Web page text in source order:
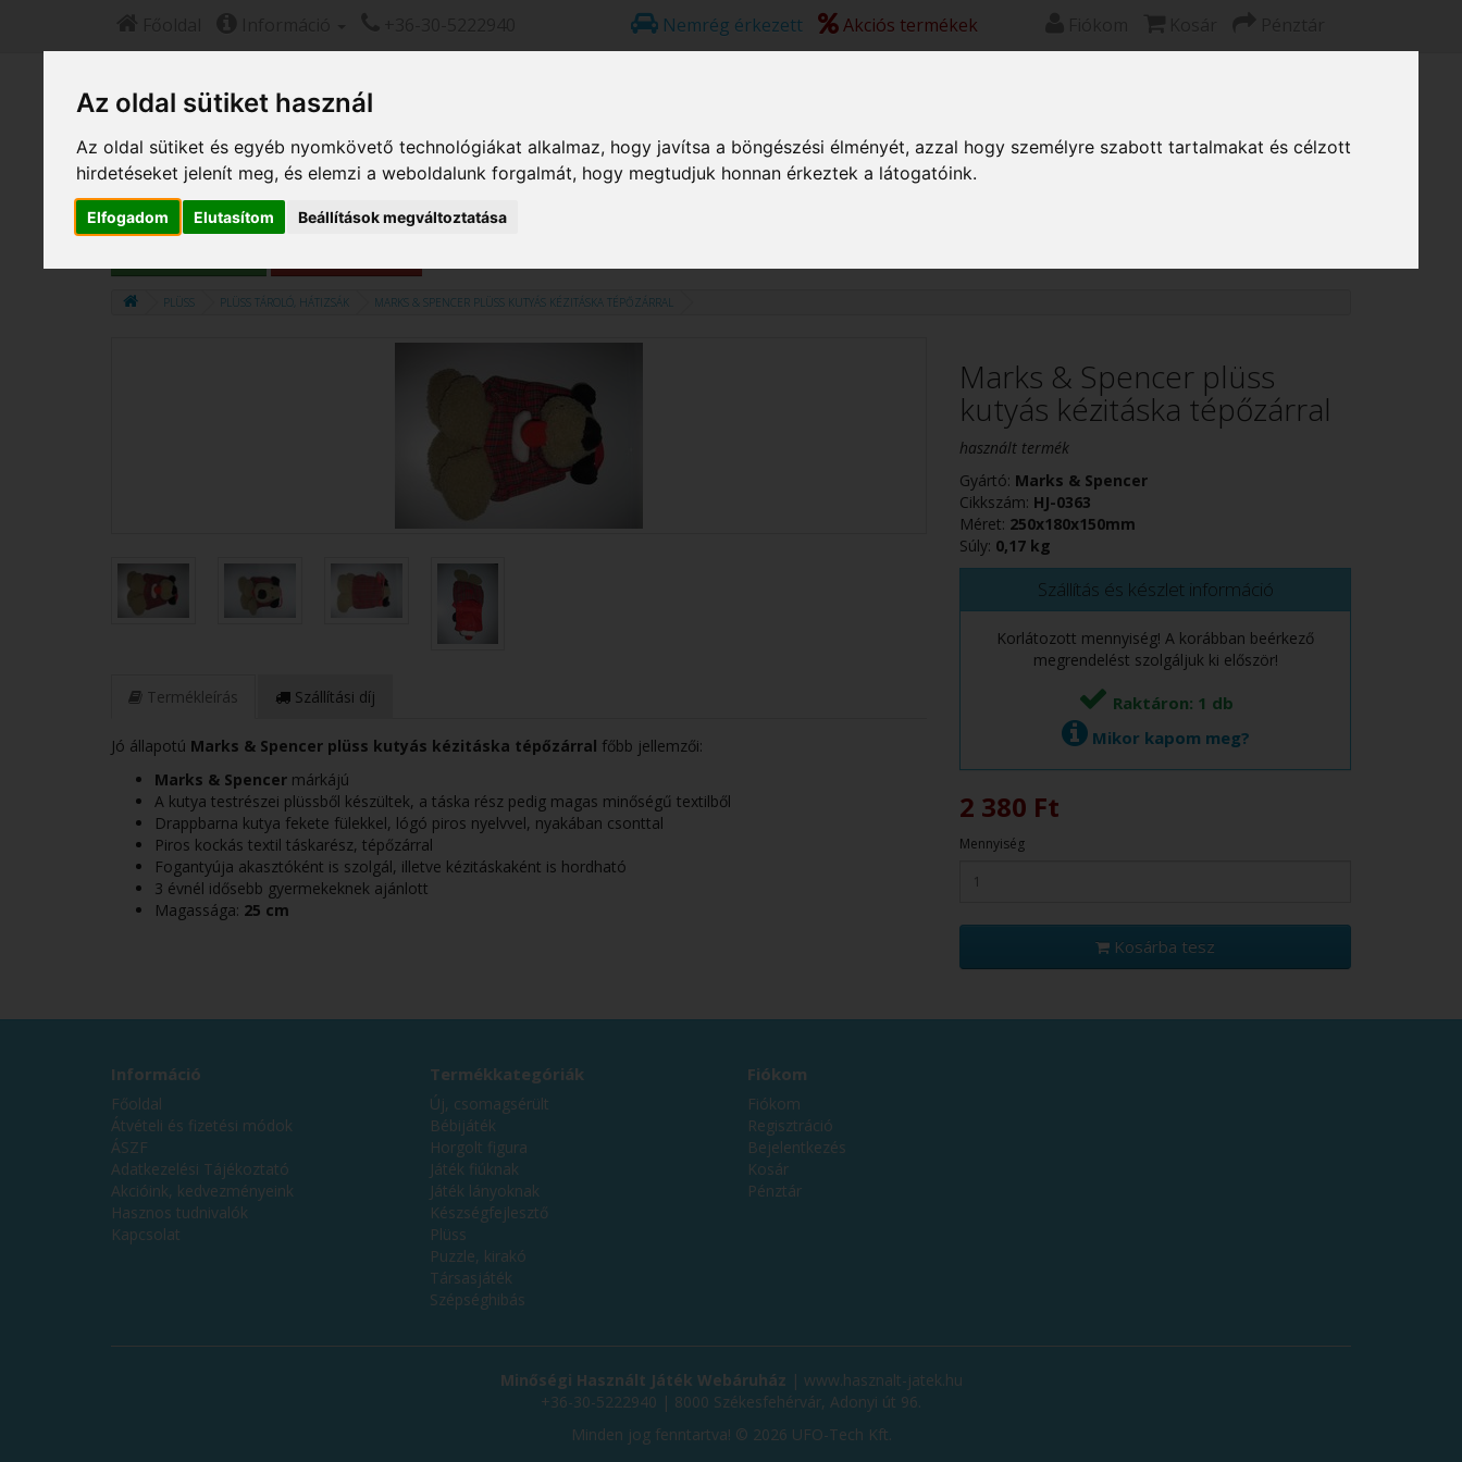
Az oldal sütiket használ
Az oldal sütiket és egyéb nyomkövető technológiákat alkalmaz, hogy javítsa a böngészési élményét, azzal hogy személyre szabott tartalmakat és célzott
hirdetéseket jelenít meg, és elemzi a weboldalunk forgalmát, hogy megtudjuk honnan érkeztek a látogatóink.
Elfogadom Elutasítom Beállítások megváltoztatása
+36-30-5222940 Nemrég érkezett Akciós termékek
Új, csomagsérült Bébijáték Horgolt figura Játék fiúknak Játék lányoknak Készségfejlesztő Plüss Puzzle, kirakó Társasjáték
Szépséghibás
PLÜSS PLÜSS TÁROLÓ, HÁTIZSÁK MARKS & SPENCER PLÜSS KUTYÁS KÉZITÁSKA TÉPŐZÁRRAL
Termékleírás Szállítási díj
Jó állapotú Marks & Spencer plüss kutyás kézitáska tépőzárral főbb jellemzői:
Marks & Spencer márkájú
A kutya testrészei plüssből készültek, a táska rész pedig magas minőségű textilből
Drappbarna kutya fekete fülekkel, lógó piros nyelvvel, nyakában csonttal
Piros kockás textil táskarész, tépőzárral
Fogantyúja akasztóként is szolgál, illetve kézitáskaként is hordható
3 évnél idősebb gyermekeknek ajánlott
Magassága: 25 cm
Marks & Spencer plüss
kutyás kézitáska tépőzárral
használt termék
Gyártó: Marks & Spencer
Cikkszám: HJ-0363
Méret: 250x180x150mm
Súly: 0,17 kg
Szállítás és készlet információ
Korlátozott mennyiség! A korábban beérkező
megrendelést szolgáljuk ki először!
Raktáron: 1 db
Mikor kapom meg?
2 380 Ft
Mennyiség
Kosárba tesz
Információ
Főoldal
Átvételi és fizetési módok
ÁSZF
Adatkezelési Tájékoztató
Akcióink, kedvezményeink
Hasznos tudnivalók
Kapcsolat
Termékkategóriák
Új, csomagsérült
Bébijáték
Horgolt figura
Játék fiúknak
Játék lányoknak
Készségfejlesztő
Plüss
Puzzle, kirakó
Társasjáték
Szépséghibás
Fiókom
Fiókom
Regisztráció
Bejelentkezés
Kosár
Pénztár
Minőségi Használt Játék Webáruház | www.hasznalt-jatek.hu
+36-30-5222940 | 8000 Székesfehérvár, Adonyi út 96.
Minden jog fenntartva! © 2026 UFO-Tech Kft.